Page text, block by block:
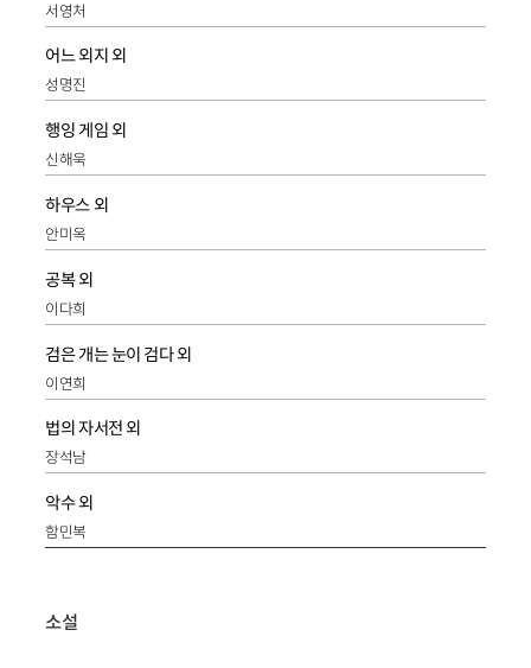
서영처
어느 외지 외
성명진
행잉 게임 외
신해욱
하우스 외
안미옥
공복 외
이다희
검은 개는 눈이 검다 외
이연희
법의 자서전 외
장석남
악수 외
함민복
소설